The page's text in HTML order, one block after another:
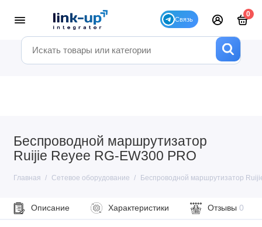
0
Беспроводной маршрутизатор
Ruijie Reyee RG-EW300 PRO
Главная Сетевое оборудование Беспроводной маршрутизатор
Описание Характеристики Отзывы 0